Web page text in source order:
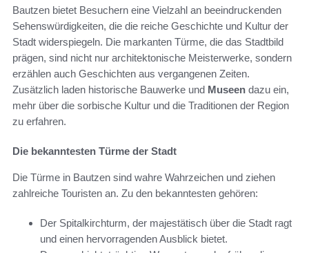
Bautzen bietet Besuchern eine Vielzahl an beeindruckenden
Sehenswürdigkeiten, die die reiche Geschichte und Kultur der
Stadt widerspiegeln. Die markanten Türme, die das Stadtbild
prägen, sind nicht nur architektonische Meisterwerke, sondern
erzählen auch Geschichten aus vergangenen Zeiten.
Zusätzlich laden historische Bauwerke und Museen dazu ein,
mehr über die sorbische Kultur und die Traditionen der Region
zu erfahren.
Die bekanntesten Türme der Stadt
Die Türme in Bautzen sind wahre Wahrzeichen und ziehen
zahlreiche Touristen an. Zu den bekanntesten gehören:
Der Spitalkirchturm, der majestätisch über die Stadt ragt
und einen hervorragenden Ausblick bietet.